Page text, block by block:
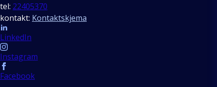
tel: 22405370
kontakt: Kontaktskjema
Follow us
LinkedIn
Instagram
Facebook